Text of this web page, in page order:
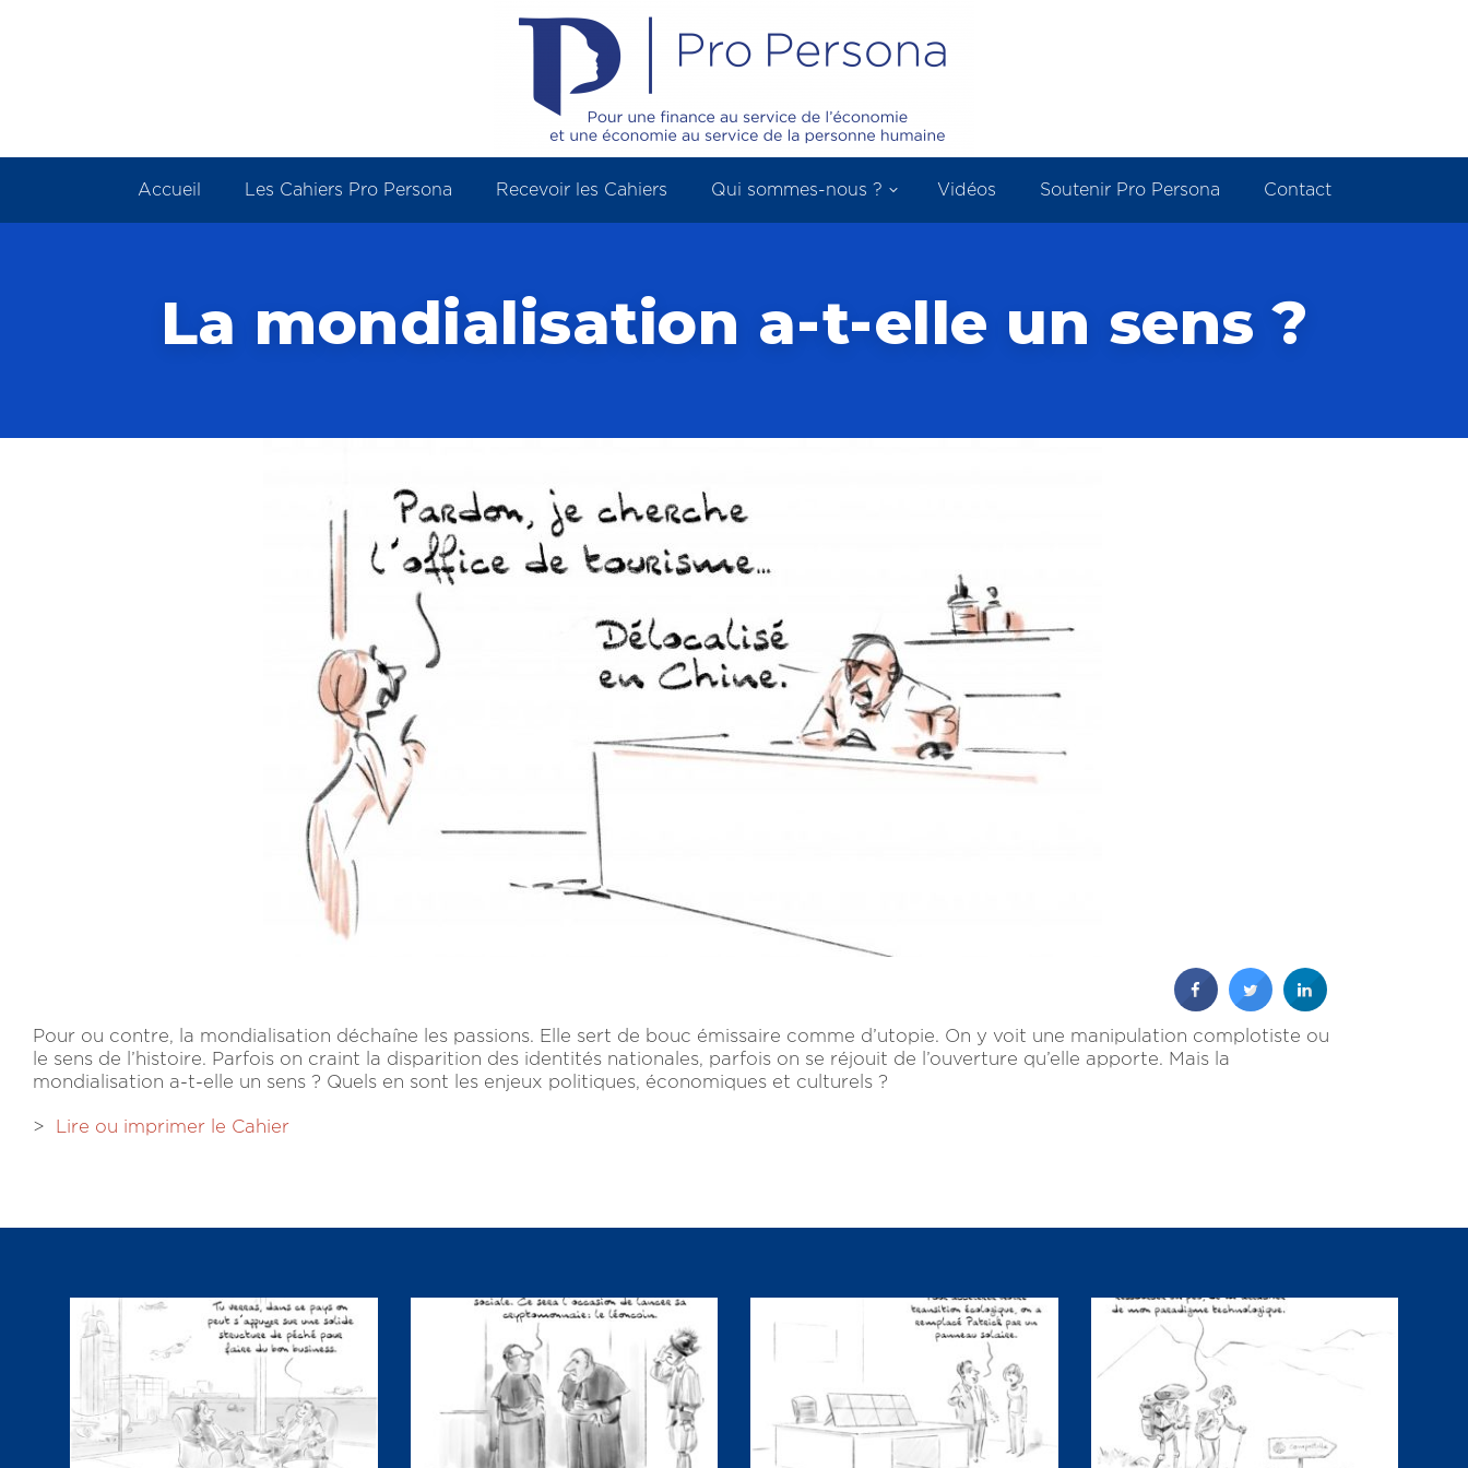
Accueil Les Cahiers Pro Persona Recevoir les Cahiers Qui sommes-nous ? Vidéos Soutenir Pro Persona Contact
La mondialisation a-t-elle un sens ?
Pour ou contre, la mondialisation déchaîne les passions. Elle sert de bouc émissaire comme d’utopie. On y voit une manipulation complotiste ou
le sens de l’histoire. Parfois on craint la disparition des identités nationales, parfois on se réjouit de l’ouverture qu’elle apporte. Mais la
mondialisation a-t-elle un sens ? Quels en sont les enjeux politiques, économiques et culturels ?
> Lire ou imprimer le Cahier